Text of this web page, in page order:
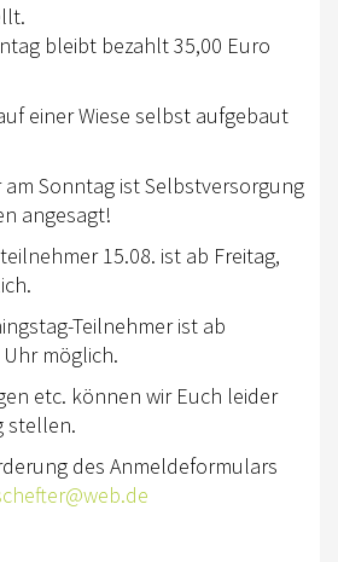
bleibt bezahlt 35,00 Euro
einer Wiese selbst aufgebaut
Sonntag ist Selbstversorgung
angesagt!
15.08. ist ab Freitag,
Teilnehmer ist ab
Uhr möglich.
etc. können wir Euch leider
stellen.
des Anmeldeformulars